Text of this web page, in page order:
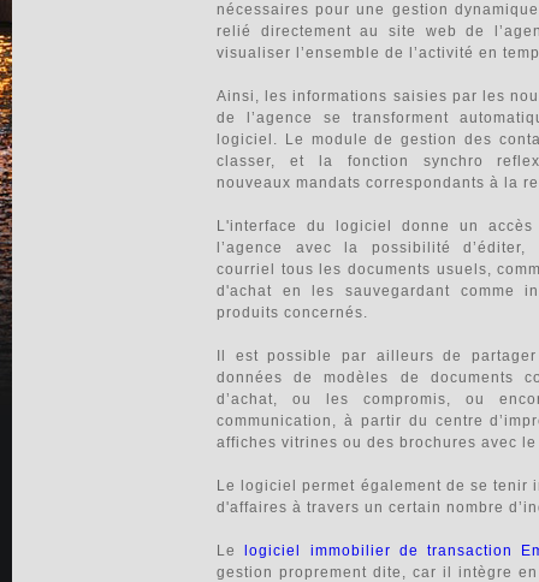
nécessaires pour une gestion
relié directement au site web de
visualiser l’ensemble de l’activité en
Ainsi, les informations saisies par les
de l’agence se transforment
logiciel. Le module de gestion des
classer, et la fonction synchro
nouveaux mandats correspondants à la
L'interface du logiciel donne un
l’agence avec la possibilité d’éditer,
courriel tous les documents usuels,
d'achat en les sauvegardant comme
produits concernés.
Il est possible par ailleurs de
données de modèles de documents
d’achat, ou les compromis, ou
communication, à partir du centre
affiches vitrines ou des brochures avec
Le logiciel permet également de se tenir
d'affaires à travers un certain nombre
Le
logiciel immobilier de transaction
gestion proprement dite, car il intègre